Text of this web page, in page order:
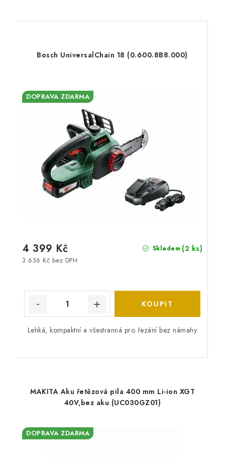
Bosch UniversalChain 18 (0.600.8B8.000)
DOPRAVA ZDARMA
Skladem (2 ks)
3 636 Kč bez DPH
4 399 Kč
Lehká, kompaktní a všestranná pro řezání bez námahy
MAKITA Aku řetězová pila 400 mm Li-ion XGT
40V,bez aku (UC030GZ01)
DOPRAVA ZDARMA